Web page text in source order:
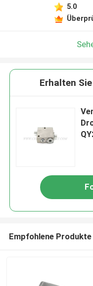
5.0
Erhalten
Empfohlene Produkte